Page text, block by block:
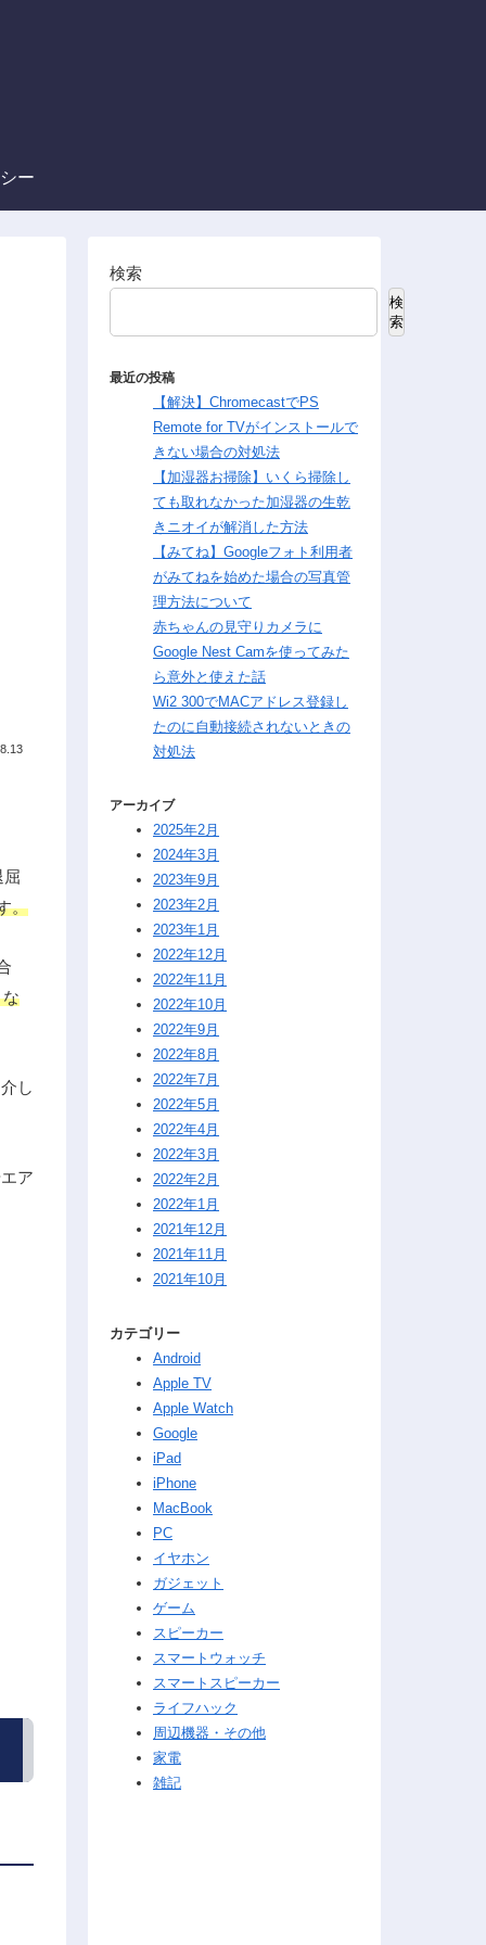
ー
屈
。
な
し
ア
検索
検
索
最近の投稿
【解決】ChromecastでPS
Remote for TVがインストールで
きない場合の対処法
【加湿器お掃除】いくら掃除し
ても取れなかった加湿器の生乾
きニオイが解消した方法
【みてね】Googleフォト利用者
がみてねを始めた場合の写真管
理方法について
赤ちゃんの見守りカメラに
Google Nest Camを使ってみた
ら意外と使えた話
Wi2 300でMACアドレス登録し
たのに自動接続されないときの
対処法
アーカイブ
2025年2月
2024年3月
2023年9月
2023年2月
2023年1月
2022年12月
2022年11月
2022年10月
2022年9月
2022年8月
2022年7月
2022年5月
2022年4月
2022年3月
2022年2月
2022年1月
2021年12月
2021年11月
2021年10月
カテゴリー
Android
Apple TV
Apple Watch
Google
iPad
iPhone
MacBook
PC
イヤホン
ガジェット
ゲーム
スピーカー
スマートウォッチ
スマートスピーカー
ライフハック
周辺機器・その他
家電
雑記